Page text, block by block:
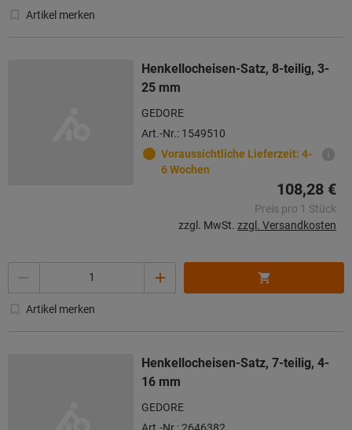
Artikel merken
Henkellocheisen-Satz, 8-teilig, 3-
25 mm
GEDORE
Art.-Nr.: 1549510
Voraussichtliche Lieferzeit: 4-
6 Wochen
108,28 €
Preis pro 1 Stück
zzgl. MwSt. zzgl. Versandkosten
Artikel merken
Henkellocheisen-Satz, 7-teilig, 4-
16 mm
GEDORE
Art.-Nr.: 2646382